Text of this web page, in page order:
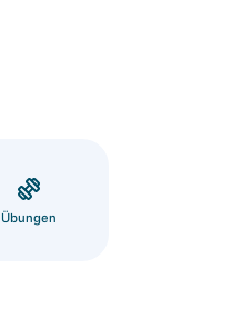
Übungen